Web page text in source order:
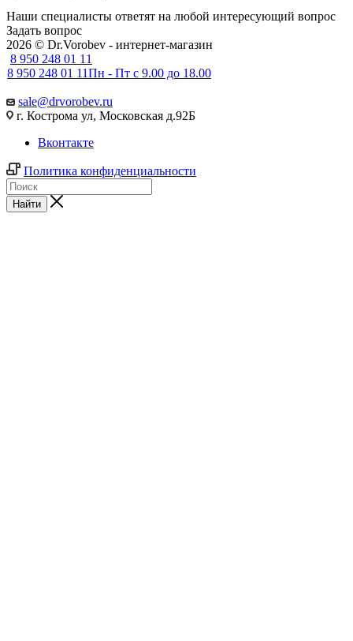
Наши специалисты ответят на любой интересующий вопрос
Задать вопрос
2026 © Dr.Vorobev - интернет-магазин
8 950 248 01 11
8 950 248 01 11Пн - Пт с 9.00 до 18.00
sale@drvorobev.ru
г. Кострома ул, Московская д.92Б
Вконтакте
Политика конфиденциальности
Найти